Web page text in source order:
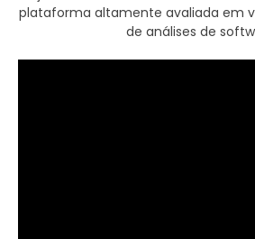
plataforma altamente avaliada em
de análises de